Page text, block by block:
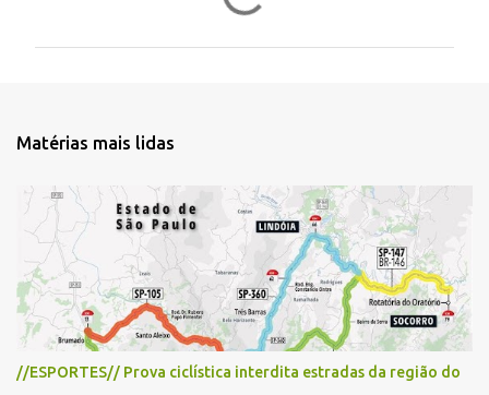
t
i
s
Matérias mais lidas
//ESPORTES// Prova ciclística interdita estradas da região do